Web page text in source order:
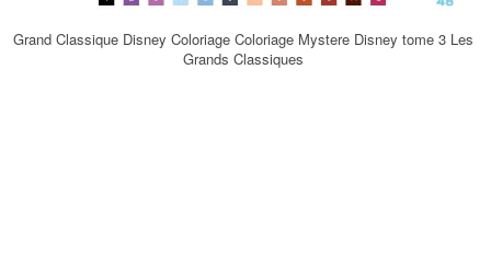
Grand Classique Disney Coloriage Coloriage Mystere Disney tome 3 Les
Grands Classiques